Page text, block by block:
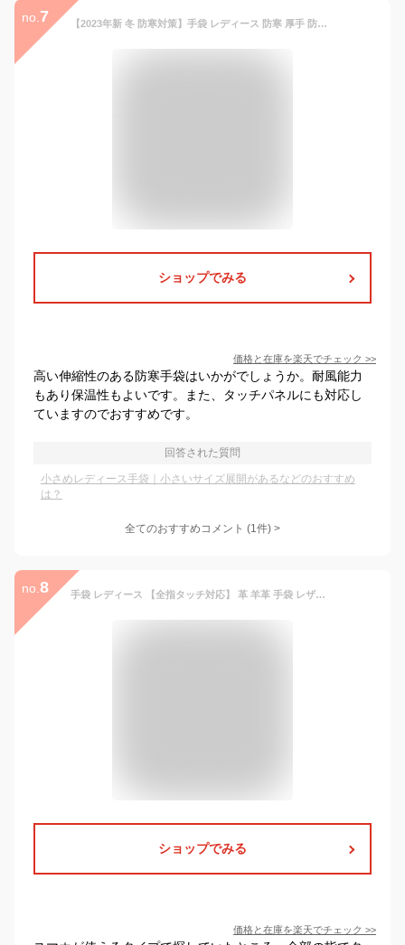
no. 7 【2023年新 冬 防寒対策】手袋 レディース 防寒 厚手 防風 裏起毛 高い伸縮性 タッチパネル 耐摩耗性 グローブ 五本指 女性手袋 可愛い おしゃれ 保温 柔らか 暖かい ふわふわ ニット手袋 防寒手袋 防寒グローブ スマホ対応 自転車 通勤 通学 秋冬 てぶくろ グローブ
ショップでみる
価格と在庫を楽天でチェック >>
高い伸縮性のある防寒手袋はいかがでしょうか。耐風能力
もあり保温性もよいです。また、タッチパネルにも対応し
ていますのでおすすめです。
回答された質問
小さめレディース手袋｜小さいサイズ展開があるなどのおすすめ
は？
全てのおすすめコメント (1件) >
no. 8 手袋 レディース 【全指タッチ対応】 革 羊革 手袋 レザー タッチ スマートフォン対応 グローブ スマホ レザー 防風 防寒 スマホ手袋 暖かい 防寒 プレゼント おしゃれ 裏地付 あったか 自転車・バイク・アウトドア・登山・スキー・スノーボード 秋冬 送料無料
ショップでみる
価格と在庫を楽天でチェック >>